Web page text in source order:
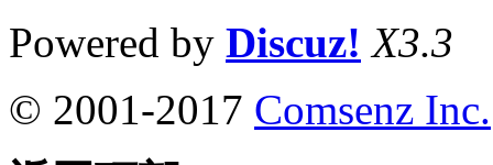
Powered by Discuz! X3.3
© 2001-2017 Comsenz Inc.